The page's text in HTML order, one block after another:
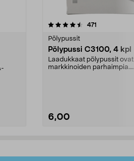
471
Pölypussit
Pölypussi C3100, 4 kpl
Laadukkaat pölypussit ovat
markkinoiden parhaimpia.
6,00
4.5viidestä